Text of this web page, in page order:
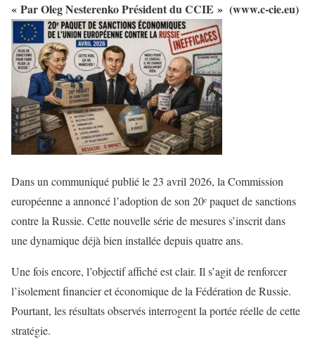
« Par Oleg NesterenkoPrésident du CCIE » (www.c-cie.eu)
Dans un communiqué publié le 23 avril 2026, la Commission
européenne a annoncé l’adoption de son 20ᵉ paquet de sanctions
contre la Russie. Cette nouvelle série de mesures s’inscrit dans
une dynamique déjà bien installée depuis quatre ans.
Une fois encore, l’objectif affiché est clair. Il s’agit de renforcer
l’isolement financier et économique de la Fédération de Russie.
Pourtant, les résultats observés interrogent la portée réelle de cette
stratégie.